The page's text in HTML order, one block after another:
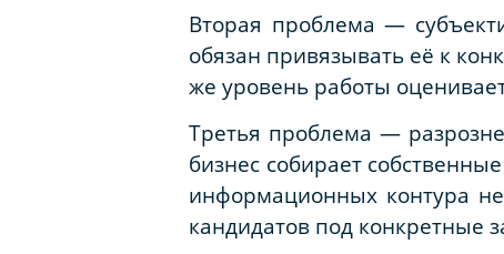
Вторая проблема —
обязан привязывать её к
же уровень работы
Третья проблема —
бизнес собирает
информационных контура
кандидатов под конкретные